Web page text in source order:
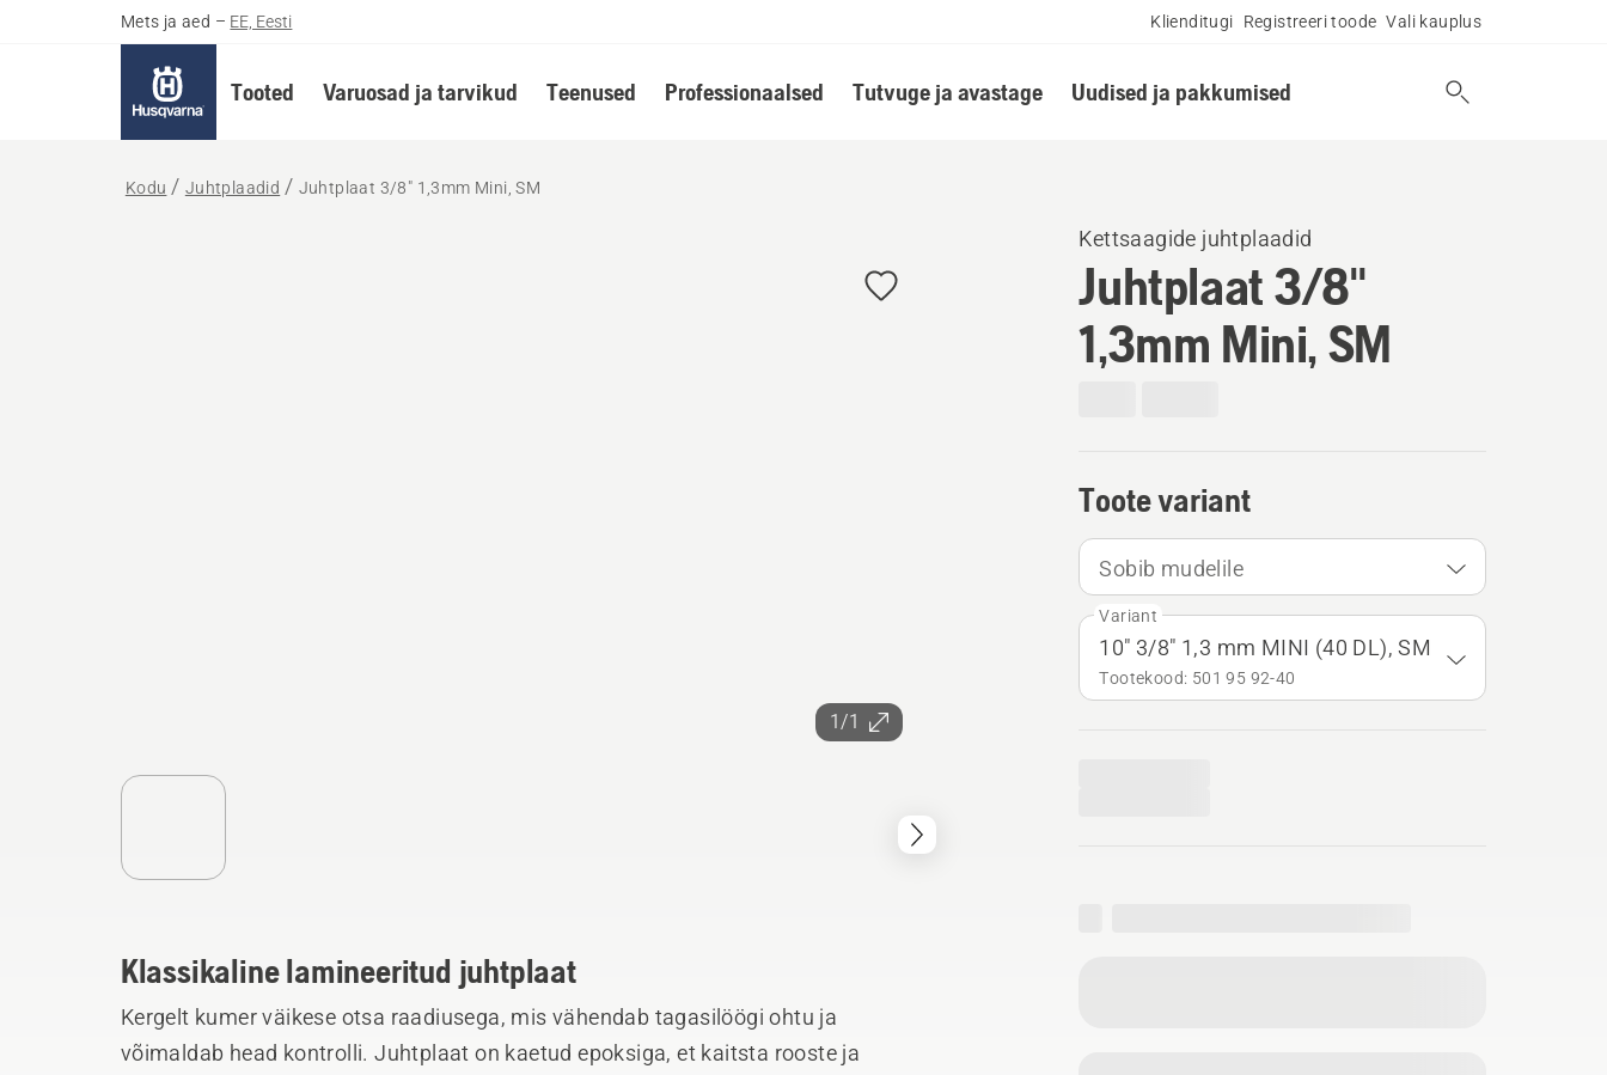
Mets ja aed – EE, Eesti Klienditugi Registreeri toode Vali kauplus
Tooted Varuosad ja tarvikud Teenused Professionaalsed Tutvuge ja avastage Uudised ja pakkumised
Kodu Juhtplaadid Juhtplaat 3/8" 1,3mm Mini, SM
1/1
Kettsaagide juhtplaadid
Juhtplaat 3/8"
1,3mm Mini, SM
Toote variant
Sobib mudelile
Variant
10" 3/8" 1,3 mm MINI (40 DL), SM
Tootekood: 501 95 92‑40
Klassikaline lamineeritud juhtplaat
Kergelt kumer väikese otsa raadiusega, mis vähendab tagasilöögi ohtu ja
võimaldab head kontrolli. Juhtplaat on kaetud epoksiga, et kaitsta rooste ja